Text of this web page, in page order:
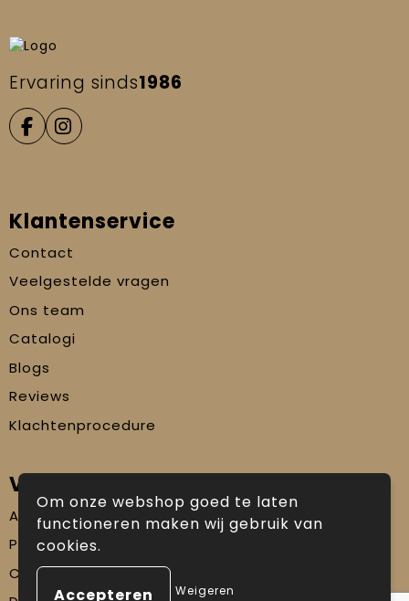
Ervaring sinds1986
Klantenservice
Contact
Veelgestelde vragen
Ons team
Catalogi
Blogs
Reviews
Klachtenprocedure
Veilig winkelen
Algemene voorwaarden
Privacyverklaring
Cookiebeleid
Om onze webshop goed te laten
functioneren maken wij gebruik van
cookies.
Weigeren